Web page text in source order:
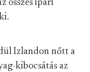
összes ipari
Izlandon nőtt a
kibocsátás az